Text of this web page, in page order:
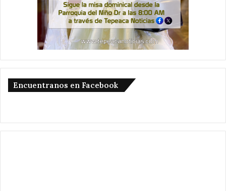
Encuentranos en Facebook